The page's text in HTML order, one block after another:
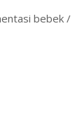
bebek /